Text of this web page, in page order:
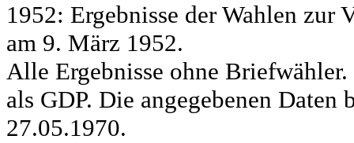
1952: Ergebnisse der Wahlen zur
am 9. März 1952.
Alle Ergebnisse ohne
als GDP. Die angegebenen
27.05.1970.